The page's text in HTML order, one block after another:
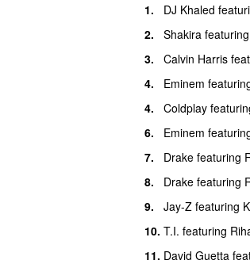
California King
Don’t stop
Good Girl Gone
Pon De Replay
Work (Lemi
Diamonds
The Last Time
med
1. DJ Khaled
2. Shakira featuring
3. Calvin Harris
4. Eminem
4. Coldplay
6. Eminem
7. Drake featuring
8. Drake featuring
9. Jay-Z featuring
10. T.I. featuring
11. David Guetta